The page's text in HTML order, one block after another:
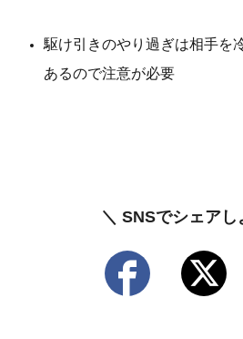
駆け引きのやり過ぎは相手を
あるので注意が必要
＼ SNSでシェアし